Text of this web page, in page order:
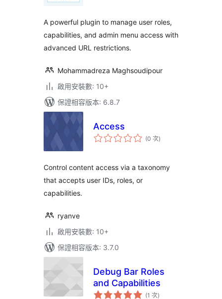
A powerful plugin to manage user roles,
capabilities, and admin menu access with
advanced URL restrictions.
Mohammadreza Maghsoudipour
啟用安裝數: 10+
保證相容版本: 6.8.7
Access
(0 次評
分)
Control content access via a taxonomy
that accepts user IDs, roles, or
capabilities.
ryanve
啟用安裝數: 10+
保證相容版本: 3.7.0
Debug Bar Roles
and Capabilities
(1 次評)